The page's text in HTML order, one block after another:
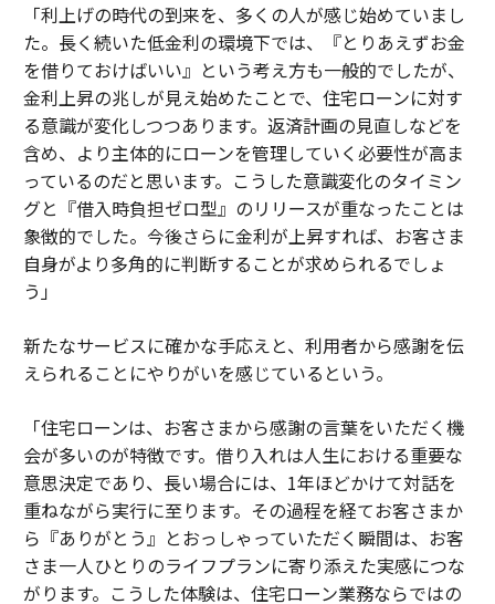
「利上げの時代の到来を、多くの人が感じ始めていまし
た。長く続いた低金利の環境下では、『とりあえずお金
を借りておけばいい』という考え方も一般的でしたが、
金利上昇の兆しが見え始めたことで、住宅ローンに対す
る意識が変化しつつあります。返済計画の見直しなどを
含め、より主体的にローンを管理していく必要性が高ま
っているのだと思います。こうした意識変化のタイミン
グと『借入時負担ゼロ型』のリリースが重なったことは
象徴的でした。今後さらに金利が上昇すれば、お客さま
自身がより多角的に判断することが求められるでしょ
う」
新たなサービスに確かな手応えと、利用者から感謝を伝
えられることにやりがいを感じているという。
「住宅ローンは、お客さまから感謝の言葉をいただく機
会が多いのが特徴です。借り入れは人生における重要な
意思決定であり、長い場合には、1年ほどかけて対話を
重ねながら実行に至ります。その過程を経てお客さまか
ら『ありがとう』とおっしゃっていただく瞬間は、お客
さま一人ひとりのライフプランに寄り添えた実感につな
がります。こうした体験は、住宅ローン業務ならではの